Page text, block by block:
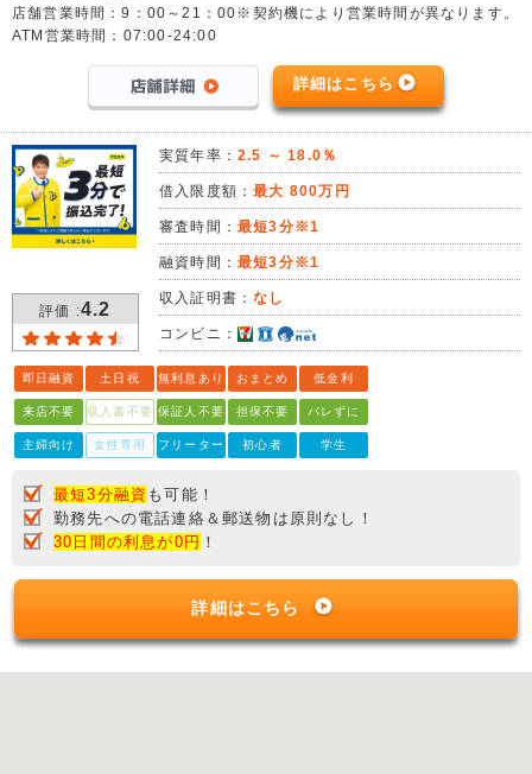
店舗営業時間：9：00～21：00※契約機により営業時間が異なります。
ATM営業時間：07:00-24:00
詳細はこちら
評価 :4.2
実質年率： 2.5 ～ 18.0％
借入限度額：最大 800万円
審査時間： 最短3分※1
融資時間： 最短3分※1
収入証明書：なし
コンビニ：
即日融資 土日祝 無利息あり おまとめ 低金利
来店不要 収入書不要 保証人不要 担保不要 バレずに
主婦向け 女性専用 フリーター 初心者 学生
最短3分融資 も可能！
勤務先への電話連絡＆郵送物は原則なし！
30日間の利息が0円 ！
詳細はこちら